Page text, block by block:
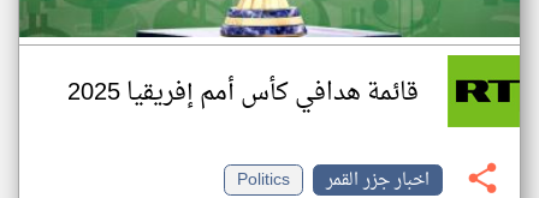
قائمة هدافي كأس أمم إفريقيا 2025
اخبار جزر القمر
Politics